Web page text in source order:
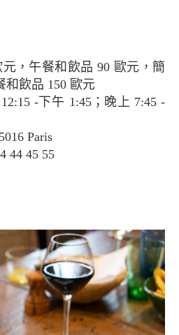
，午餐和飲品 90 歐元，簡
和飲品 150 歐元
-下午 1:45；晚上 7:45 -
Paris
44 45 55